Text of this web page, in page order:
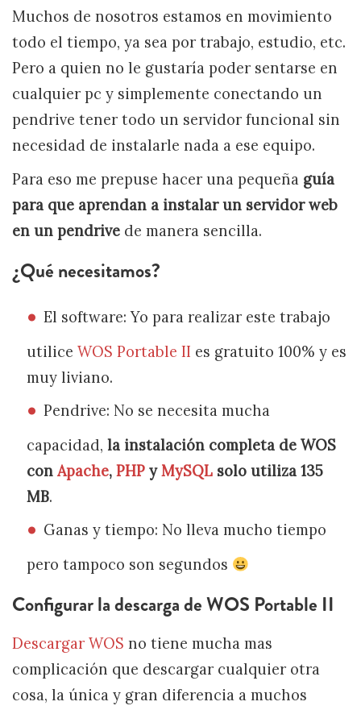
Muchos de nosotros estamos en movimiento
todo el tiempo, ya sea por trabajo, estudio, etc.
Pero a quien no le gustaría poder sentarse en
cualquier pc y simplemente conectando un
pendrive tener todo un servidor funcional sin
necesidad de instalarle nada a ese equipo.
Para eso me prepuse hacer una pequeña guía
para que aprendan a instalar un servidor web
en un pendrive de manera sencilla.
¿Qué necesitamos?
El software: Yo para realizar este trabajo
utiliceWOS Portable II es gratuito 100% y es
muy liviano.
Pendrive: No se necesita mucha
capacidad,la instalación completa de WOS
conApache,PHP yMySQL solo utiliza 135
MB.
Ganas y tiempo: No lleva mucho tiempo
pero tampoco son segundos
Configurar la descarga de WOS Portable II
Descargar WOS no tiene mucha mas
complicación que descargar cualquier otra
cosa, la única y gran diferencia a muchos